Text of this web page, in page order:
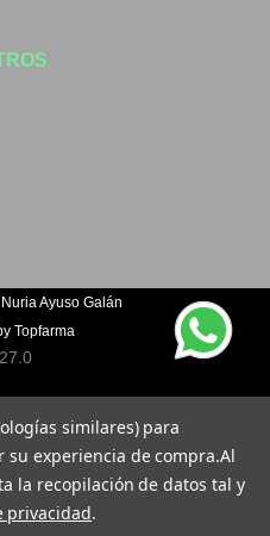
Ayuso Galán
Topfarma
similares) para
su experiencia de compra.Al
la recopilación de datos tal y
privacidad.